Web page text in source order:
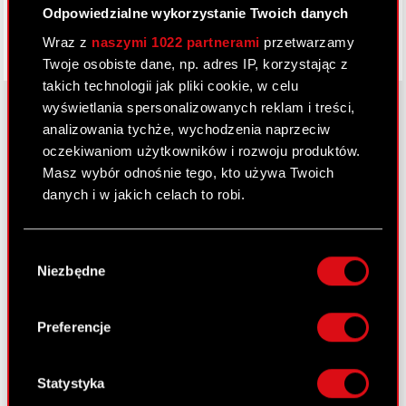
Odpowiedzialne wykorzystanie Twoich danych
Wraz z naszymi 1022 partnerami przetwarzamy
Twoje osobiste dane, np. adres IP, korzystając z
takich technologii jak pliki cookie, w celu
wyświetlania spersonalizowanych reklam i treści,
analizowania tychże, wychodzenia naprzeciw
oczekiwaniom użytkowników i rozwoju produktów.
Masz wybór odnośnie tego, kto używa Twoich
danych i w jakich celach to robi.
Gromadzić dane dotyczące Twojej
lokalizacji geograficznej z dokładnością nawet
Identyfikować Twoje urządzenie, aktywnie
analizując charakteryzującego je zbiory
palca)
zgody
Niezbędne
Preferencje
Statystyka
O CD PROJEKT
Grupa Kapitałowa
Nasz biznes
Inwestorzy
Media